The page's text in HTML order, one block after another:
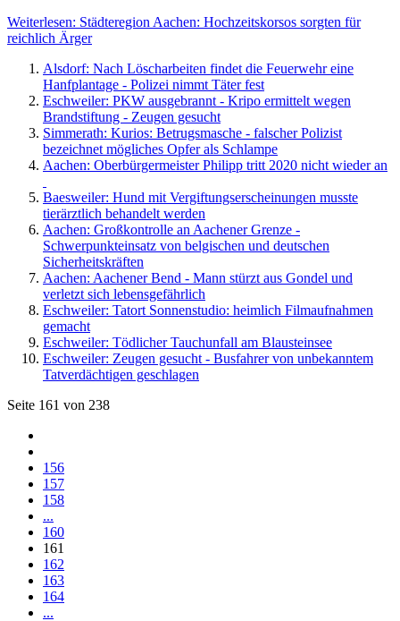
Weiterlesen: Städteregion Aachen: Hochzeitskorsos sorgten für
reichlich Ärger
Alsdorf: Nach Löscharbeiten findet die Feuerwehr eine
Hanfplantage - Polizei nimmt Täter fest
Eschweiler: PKW ausgebrannt - Kripo ermittelt wegen
Brandstiftung - Zeugen gesucht
Simmerath: Kurios: Betrugsmasche - falscher Polizist
bezeichnet mögliches Opfer als Schlampe
Aachen: Oberbürgermeister Philipp tritt 2020 nicht wieder an
Baesweiler: Hund mit Vergiftungserscheinungen musste
tierärztlich behandelt werden
Aachen: Großkontrolle an Aachener Grenze -
Schwerpunkteinsatz von belgischen und deutschen
Sicherheitskräften
Aachen: Aachener Bend - Mann stürzt aus Gondel und
verletzt sich lebensgefährlich
Eschweiler: Tatort Sonnenstudio: heimlich Filmaufnahmen
gemacht
Eschweiler: Tödlicher Tauchunfall am Blausteinsee
Eschweiler: Zeugen gesucht - Busfahrer von unbekanntem
Tatverdächtigen geschlagen
Seite 161 von 238
156
157
158
...
160
161
162
163
164
...